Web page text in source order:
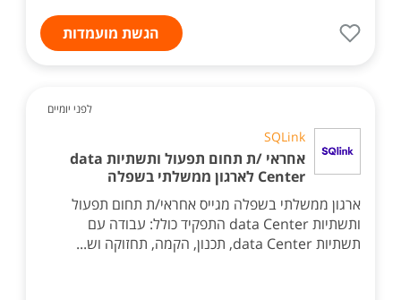
הגשת מועמדות
לפני יומיים
SQLink
אחראי /ת תחום תפעול ותשתיות data
Center לארגון ממשלתי בשפלה
ארגון ממשלתי בשפלה מגייס אחראי/ת תחום תפעול
ותשתיות data Center התפקיד כולל: עבודה עם
תשתיות data Center, תכנון, הקמה, תחזוקה וש...